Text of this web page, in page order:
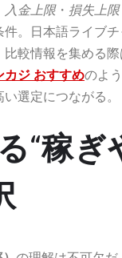
入金上限・ 損失上限
。日本語ライブ
較情報を集める
カジ おすすめのよ
選定につながる。
“稼